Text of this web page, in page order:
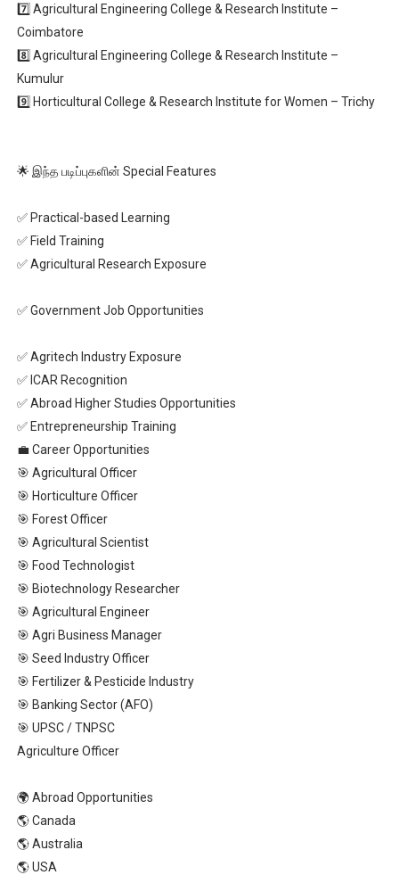
7️⃣ Agricultural Engineering College & Research Institute –
Coimbatore
8️⃣ Agricultural Engineering College & Research Institute –
Kumulur
9️⃣ Horticultural College & Research Institute for Women – Trichy
🌟 இந்த படிப்புகளின் Special Features
✅ Practical-based Learning
✅ Field Training
✅ Agricultural Research Exposure
✅ Government Job Opportunities
✅ Agritech Industry Exposure
✅ ICAR Recognition
✅ Abroad Higher Studies Opportunities
✅ Entrepreneurship Training
💼 Career Opportunities
🎯 Agricultural Officer
🎯 Horticulture Officer
🎯 Forest Officer
🎯 Agricultural Scientist
🎯 Food Technologist
🎯 Biotechnology Researcher
🎯 Agricultural Engineer
🎯 Agri Business Manager
🎯 Seed Industry Officer
🎯 Fertilizer & Pesticide Industry
🎯 Banking Sector (AFO)
🎯 UPSC / TNPSC
Agriculture Officer
🌍 Abroad Opportunities
🌎 Canada
🌎 Australia
🌎 USA